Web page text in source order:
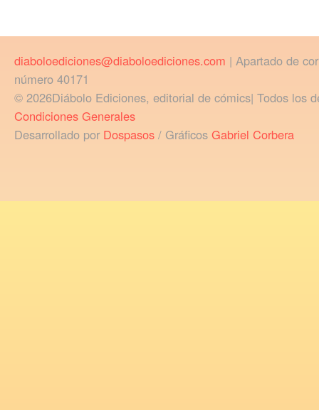
diaboloediciones@diaboloediciones.com | Apartado de
número 40171
© 2026Diábolo Ediciones, editorial de cómics| Todos los
Condiciones Generales
Desarrollado por Dospasos / Gráficos Gabriel Corbera